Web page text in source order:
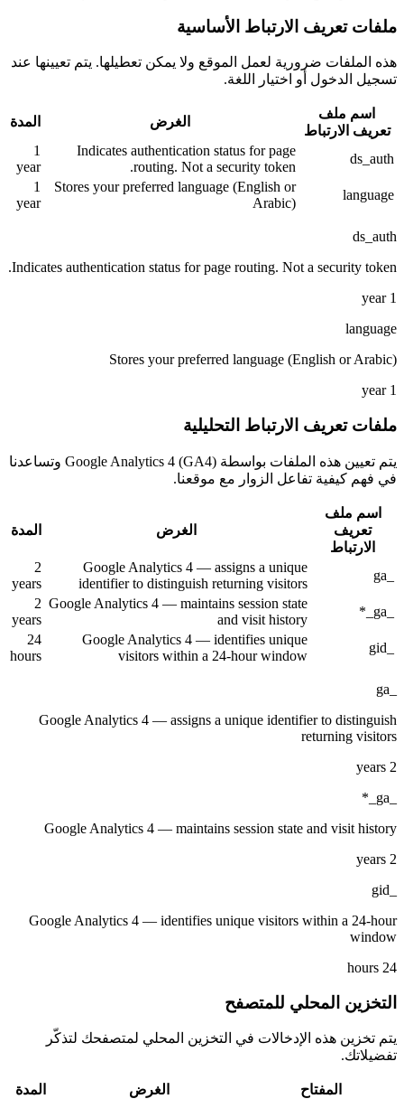
ملفات تعريف الارتباط الأساسية
هذه الملفات ضرورية لعمل الموقع ولا يمكن تعطيلها. يتم تعيينها عند
تسجيل الدخول أو اختيار اللغة.
اسم ملف
تعريف الارتباط
الغرض المدة
ds_auth
Indicates authentication status for page
routing. Not a security token.
1
year
language
Stores your preferred language (English or
Arabic)
1
year
ds_auth
Indicates authentication status for page routing. Not a security token.
1 year
language
Stores your preferred language (English or Arabic)
1 year
ملفات تعريف الارتباط التحليلية
يتم تعيين هذه الملفات بواسطة Google Analytics 4 (GA4) وتساعدنا
في فهم كيفية تفاعل الزوار مع موقعنا.
اسم ملف
تعريف
الارتباط
الغرض المدة
Google Analytics 4 — assigns a unique
identifier to distinguish returning visitors
2
years
Google Analytics 4 — maintains session state
and visit history
2
years
Google Analytics 4 — identifies unique
visitors within a 24-hour window
24
hours
Google Analytics 4 — assigns a unique identifier to distinguish
returning visitors
2 years
Google Analytics 4 — maintains session state and visit history
2 years
Google Analytics 4 — identifies unique visitors within a 24-hour
window
24 hours
التخزين المحلي للمتصفح
يتم تخزين هذه الإدخالات في التخزين المحلي لمتصفحك لتذكّر
تفضيلاتك.
المفتاح الغرض المدة